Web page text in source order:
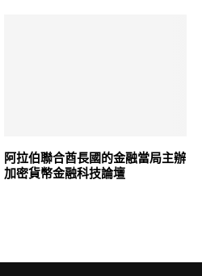
阿拉伯聯合酋長國的金融當局主辦
加密貨幣金融科技論壇